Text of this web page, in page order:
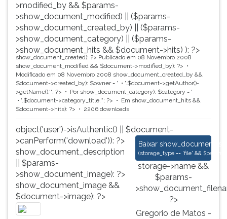
>modified_by && $params-
>show_document_modified) || ($params-
>show_document_created_by) || ($params-
>show_document_category) || ($params-
>show_document_hits && $document->hits) ): ?>
show_document_created): ?> Publicado em 08 Novembro 2008
show_document_modified && $document->modified_by): ?>
Modificado em 08 Novembro 2008 show_document_created_by &&
$document->created_by): $owner = '
'.$document->getAuthor()-
>getName().''; ?> Por show_document_category): $category = '
'.$document->category_title.''; ?> Em show_document_hits &&
$document->hits): ?>
2206 downloads
object('user')->isAuthentic() || $document-
>canPerform('download')): ?>
Baixar Gregorio de Matos
(storage_type == 'file' &&
storage->name &&
$params-
?>
Gregorio de Matos -
show_document_description
|| $params-
>show_document_image): ?>
show_document_image &&
$document->image): ?>